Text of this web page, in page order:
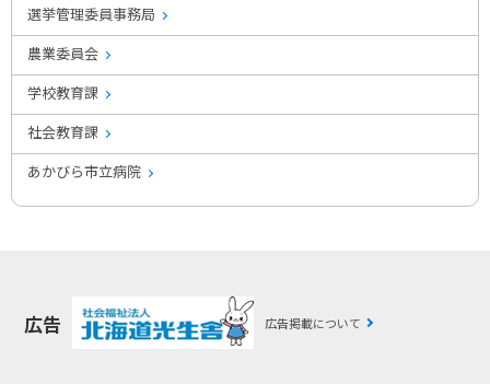
選挙管理委員事務局
農業委員会
学校教育課
社会教育課
あかびら市立病院
広告 広告掲載について